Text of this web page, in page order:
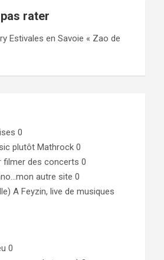
le
rater
Estivales en Savoie « Zao de
0
plutôt Mathrock 0
filmer des concerts 0
autre site 0
A Feyzin, live de musiques
0